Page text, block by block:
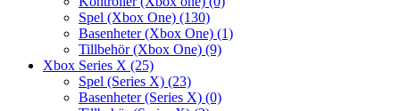
Spel (Xbox One) (130)
Basenheter (Xbox One) (1)
Tillbehör (Xbox One) (9)
Xbox Series X (25)
Spel (Series X) (23)
Basenheter (Series X) (0)